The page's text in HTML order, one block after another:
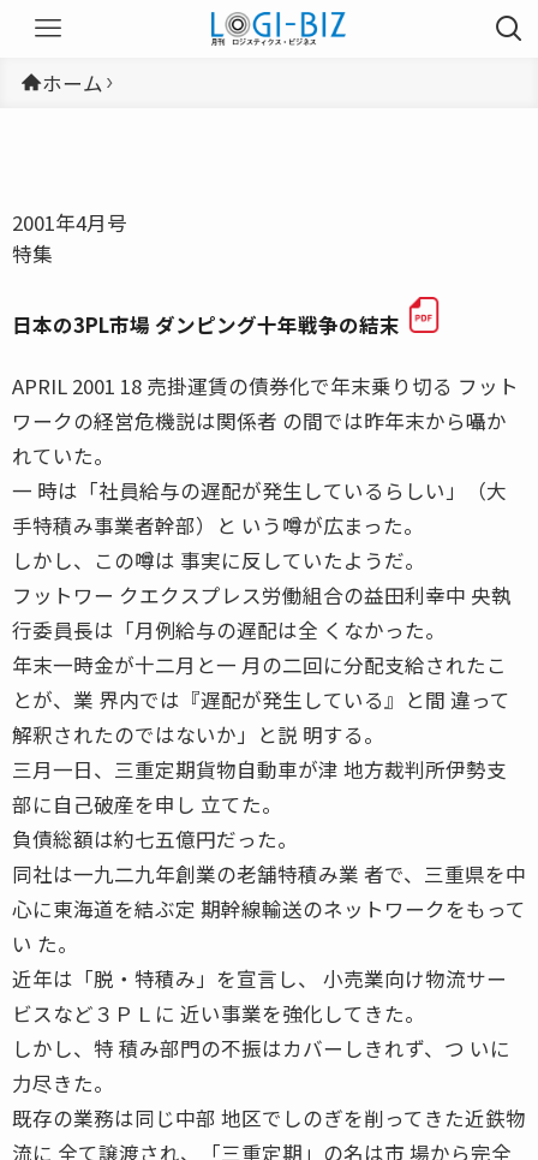
ホーム
2001年4月号
特集
日本の3PL市場 ダンピング十年戦争の結末
APRIL 2001 18 売掛運賃の債券化で年末乗り切る フット
ワークの経営危機説は関係者 の間では昨年末から囁か
れていた。
一 時は「社員給与の遅配が発生しているらしい」（大
手特積み事業者幹部）と いう噂が広まった。
しかし、この噂は 事実に反していたようだ。
フットワー クエクスプレス労働組合の益田利幸中 央執
行委員長は「月例給与の遅配は全 くなかった。
年末一時金が十二月と一 月の二回に分配支給されたこ
とが、業 界内では『遅配が発生している』と間 違って
解釈されたのではないか」と説 明する。
三月一日、三重定期貨物自動車が津 地方裁判所伊勢支
部に自己破産を申し 立てた。
負債総額は約七五億円だった。
同社は一九二九年創業の老舗特積み業 者で、三重県を中
心に東海道を結ぶ定 期幹線輸送のネットワークをもって
い た。
近年は「脱・特積み」を宣言し、 小売業向け物流サー
ビスなど３ＰＬに 近い事業を強化してきた。
しかし、特 積み部門の不振はカバーしきれず、つ いに
力尽きた。
既存の業務は同じ中部 地区でしのぎを削ってきた近鉄物
流に 全て譲渡され、「三重定期」の名は市 場から完全